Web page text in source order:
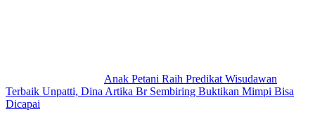
Anak Petani Raih Predikat Wisudawan
Terbaik Unpatti, Dina Artika Br Sembiring Buktikan Mimpi Bisa
Dicapai